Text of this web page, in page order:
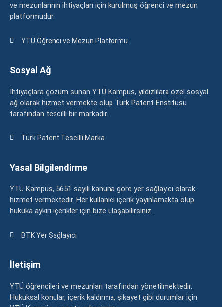
ve mezunlarının ihtiyaçları için kurulmuş öğrenci ve mezun
platformudur.
YTÜ Öğrenci ve Mezun Platformu
Sosyal Ağ
İhtiyaçlara çözüm sunan YTÜ Kampüs, yıldızlılara özel sosyal
ağ olarak hizmet vermekte olup Türk Patent Enstitüsü
tarafından tescilli bir markadır.
Türk Patent Tescilli Marka
Yasal Bilgilendirme
YTÜ Kampüs, 5651 sayılı kanuna göre yer sağlayıcı olarak
hizmet vermektedir. Her kullanıcı içerik yayınlamakta olup
hukuka aykırı içerikler için bize ulaşabilirsiniz.
BTK Yer Sağlayıcı
İletişim
YTÜ öğrencileri ve mezunları tarafından yönetilmektedir.
Hukuksal konular, içerik kaldırma, şikayet gibi durumlar için